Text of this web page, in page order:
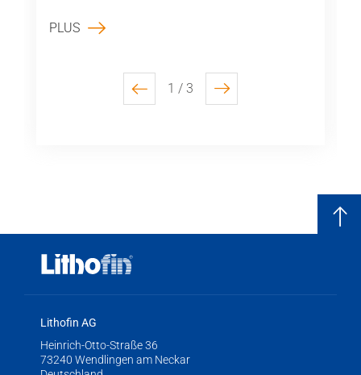
previous
1 / 3 next
PLUS
Lithofin AG
Heinrich-Otto-Straße 36
73240 Wendlingen am Neckar